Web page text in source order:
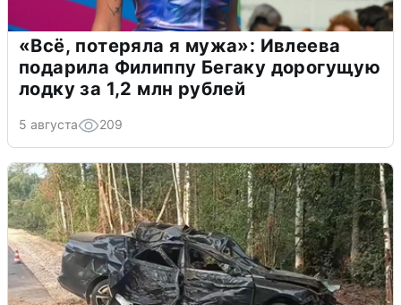
«Всё, потеряла я мужа»: Ивлеева
подарила Филиппу Бегаку дорогущую
лодку за 1,2 млн рублей
5 августа 209